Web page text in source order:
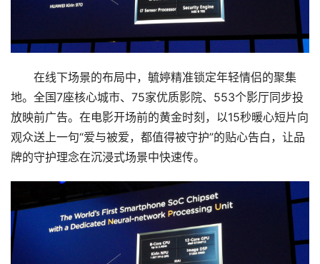
在线下场景的布局中，毓婷精准锁定年轻情侣的聚集
放映前广告。在电影开场前的黄金时刻，以15秒暖心短片向
观众送上一句“爱与被爱，都值得被守护”的贴心告白，让品
牌的守护理念在沉浸式场景中快速传。